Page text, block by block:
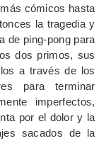
cómicos hasta
la tragedia y
de ping-pong para
dos primos, sus
a través de los
para terminar
imperfectos,
por el dolor y la
sacados de la